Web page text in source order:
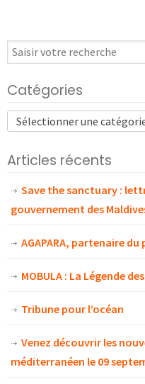
Catégories
Articles récents
Save the sanctuary :
gouvernement des
AGAPARA, partenaire
MOBULA : La Légende
Tribune pour l’océan
Venez découvrir les
méditerranéen le 09